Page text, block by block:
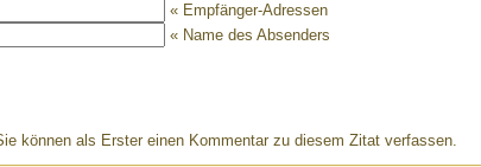
« Empfänger-Adressen
« Name des Absenders
können als Erster einen Kommentar zu diesem Zitat verfassen.